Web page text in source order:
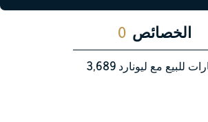
0 الخصائص
3,689للبيع مع ليونارد